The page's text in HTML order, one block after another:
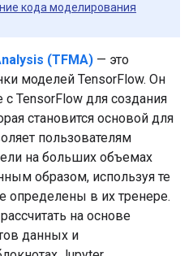
кода моделирования
(TFMA) — это
моделей TensorFlow. Он
с TensorFlow для создания
становится основой для
пользователям
на больших объемах
образом, используя те
определены в их тренере.
на основе
данных и